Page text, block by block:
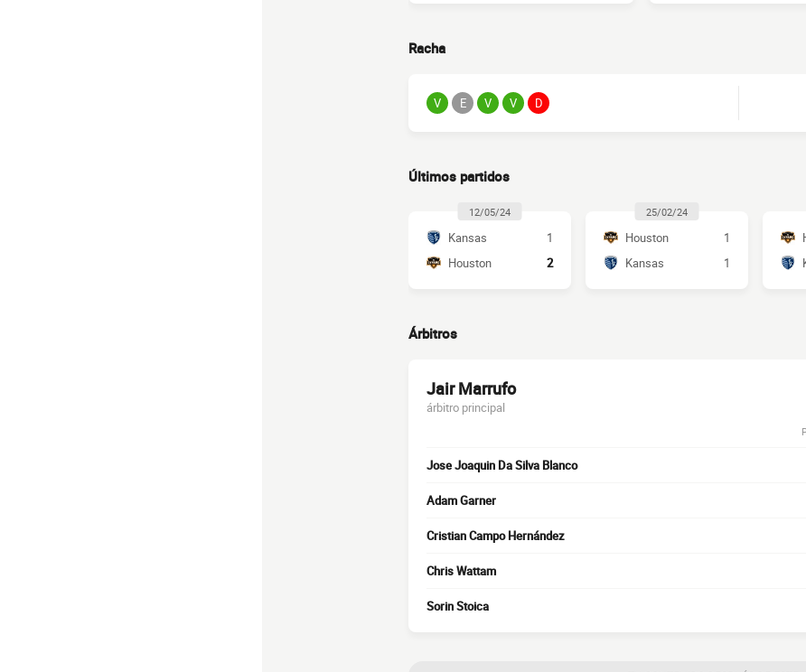
Racha
V E V V D
Últimos partidos
12/05/24
Kansas
1
Houston
2
25/02/24
Houston
1
Kansas
1
Árbitros
Jair Marrufo
árbitro principal
Jose Joaquin Da Silva Blanco
Adam Garner
Cristian Campo Hernández
Chris Wattam
Sorin Stoica